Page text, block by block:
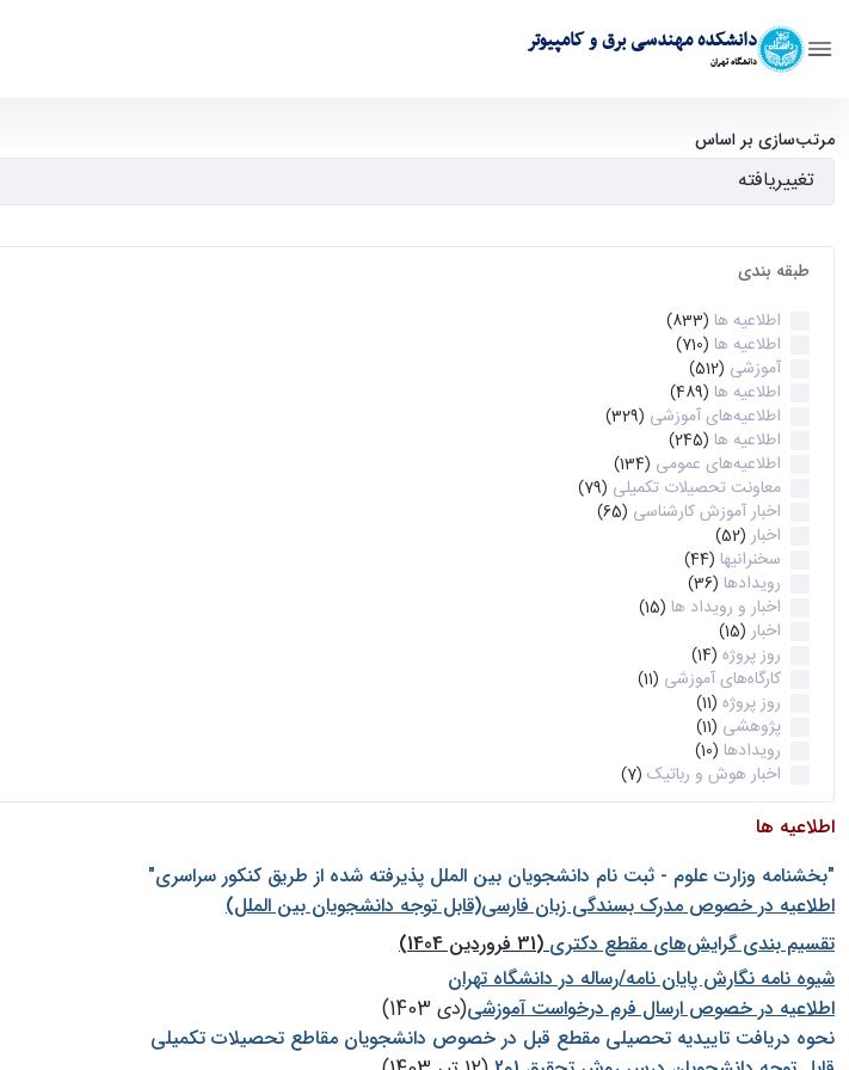
دانشکده مهندسی برق و کامپیوتر
دانشگاه تهران
آرشیو اطلاعیه ها - ece- دانشکده مهندسی برق و کامپیوتر
مرتب‌سازی بر اساس
طبقه بندی
اطلاعیه ها (833)
اطلاعیه ها (710)
آموزشی (512)
اطلاعیه ها (489)
اطلاعیه‌های‌ آموزشی (329)
اطلاعیه ها (245)
اطلاعیه‌های عمومی (134)
معاونت تحصیلات تکمیلی (79)
اخبار آموزش کارشناسی (65)
اخبار (52)
سخنرانیها (44)
رویدادها (36)
اخبار و رویداد ها (15)
اخبار (15)
روز پروژه (14)
کارگاه‌های آموزشی (11)
روز پروژه (11)
پژوهشی (11)
رویدادها (10)
اخبار هوش و رباتیک (7)
اطلاعیه ها
"بخشنامه وزارت علوم - ثبت نام دانشجويان بين الملل پذيرفته شده از طريق كنكور سراسری"
اطلاعیه در خصوص مدرک بسندگی زبان فارسی(قابل توجه دانشجویان بین الملل)
تقسیم بندی گرایش‌های مقطع دکتری(31 فروردین 1404)
شيوه نامه نگارش پايان نامه/رساله در دانشگاه تهران
اطلاعیه در خصوص ارسال فرم درخواست آموزشی(دی 1403)
نحوه دریافت تاییدیه تحصیلی مقطع قبل در خصوص دانشجویان مقاطع تحصیلات تکمیلی